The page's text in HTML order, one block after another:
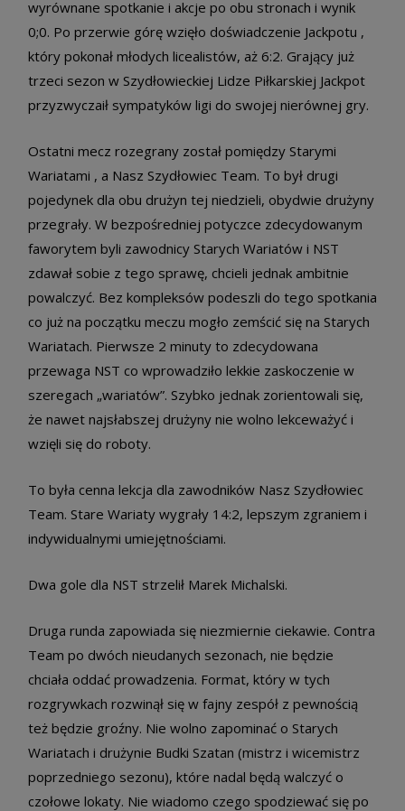
wyrównane spotkanie i akcje po obu stronach i wynik
0;0. Po przerwie górę wzięło doświadczenie Jackpotu ,
który pokonał młodych licealistów, aż 6:2. Grający już
trzeci sezon w Szydłowieckiej Lidze Piłkarskiej Jackpot
przyzwyczaił sympatyków ligi do swojej nierównej gry.
Ostatni mecz rozegrany został pomiędzy Starymi
Wariatami , a Nasz Szydłowiec Team. To był drugi
pojedynek dla obu drużyn tej niedzieli, obydwie drużyny
przegrały. W bezpośredniej potyczce zdecydowanym
faworytem byli zawodnicy Starych Wariatów i NST
zdawał sobie z tego sprawę, chcieli jednak ambitnie
powalczyć. Bez kompleksów podeszli do tego spotkania
co już na początku meczu mogło zemścić się na Starych
Wariatach. Pierwsze 2 minuty to zdecydowana
przewaga NST co wprowadziło lekkie zaskoczenie w
szeregach „wariatów”. Szybko jednak zorientowali się,
że nawet najsłabszej drużyny nie wolno lekceważyć i
wzięli się do roboty.
To była cenna lekcja dla zawodników Nasz Szydłowiec
Team. Stare Wariaty wygrały 14:2, lepszym zgraniem i
indywidualnymi umiejętnościami.
Dwa gole dla NST strzelił Marek Michalski.
Druga runda zapowiada się niezmiernie ciekawie. Contra
Team po dwóch nieudanych sezonach, nie będzie
chciała oddać prowadzenia. Format, który w tych
rozgrywkach rozwinął się w fajny zespół z pewnością
też będzie groźny. Nie wolno zapominać o Starych
Wariatach i drużynie Budki Szatan (mistrz i wicemistrz
poprzedniego sezonu), które nadal będą walczyć o
czołowe lokaty. Nie wiadomo czego spodziewać się po